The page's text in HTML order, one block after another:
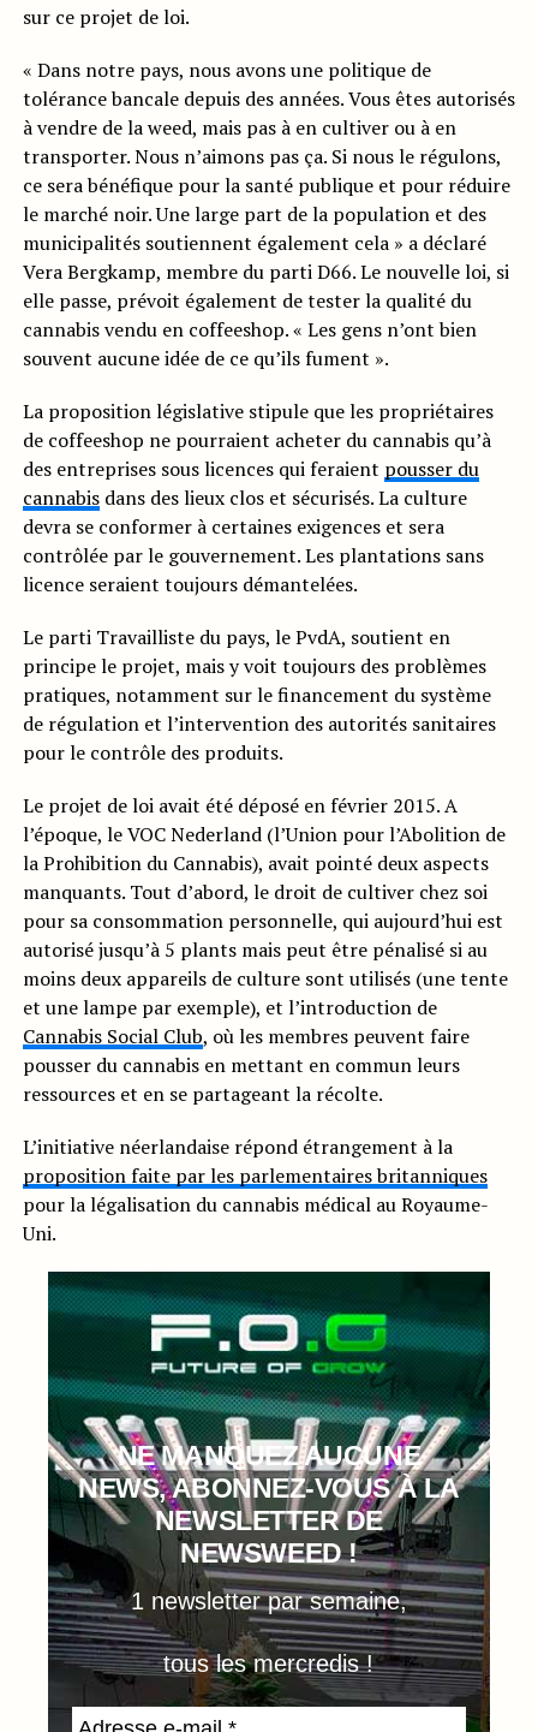
sur ce projet de loi.
« Dans notre pays, nous avons une politique de
tolérance bancale depuis des années. Vous êtes autorisés
à vendre de la weed, mais pas à en cultiver ou à en
transporter. Nous n’aimons pas ça. Si nous le régulons,
ce sera bénéfique pour la santé publique et pour réduire
le marché noir. Une large part de la population et des
municipalités soutiennent également cela » a déclaré
Vera Bergkamp, membre du parti D66. Le nouvelle loi, si
elle passe, prévoit également de tester la qualité du
cannabis vendu en coffeeshop. « Les gens n’ont bien
souvent aucune idée de ce qu’ils fument ».
La proposition législative stipule que les propriétaires
de coffeeshop ne pourraient acheter du cannabis qu’à
des entreprises sous licences qui feraient pousser du
cannabisdans des lieux clos et sécurisés. La culture
devra se conformer à certaines exigences et sera
contrôlée par le gouvernement. Les plantations sans
licence seraient toujours démantelées.
Le parti Travailliste du pays, le PvdA, soutient en
principe le projet, mais y voit toujours des problèmes
pratiques, notamment sur le financement du système
de régulation et l’intervention des autorités sanitaires
pour le contrôle des produits.
Le projet de loi avait été déposé en février 2015. A
l’époque, le VOC Nederland (l’Union pour l’Abolition de
la Prohibition du Cannabis), avait pointé deux aspects
manquants. Tout d’abord, le droit de cultiver chez soi
pour sa consommation personnelle, qui aujourd’hui est
autorisé jusqu’à 5 plants mais peut être pénalisé si au
moins deux appareils de culture sont utilisés (une tente
et une lampe par exemple), et l’introduction de
Cannabis Social Club, où les membres peuvent faire
pousser du cannabis en mettant en commun leurs
ressources et en se partageant la récolte.
L’initiative néerlandaise répond étrangement à la
proposition faite par les parlementaires britanniques
pour la légalisation du cannabis médical au Royaume-
Uni.
NE MANQUEZ AUCUNE
NEWS, ABONNEZ-VOUS À LA
NEWSLETTER DE
NEWSWEED !
1 newsletter par semaine,
tous les mercredis !